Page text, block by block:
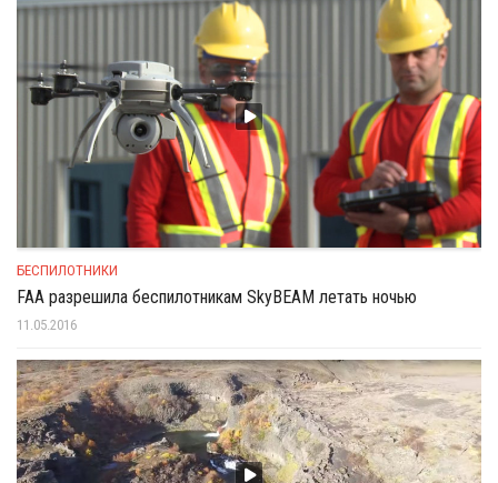
БЕСПИЛОТНИКИ
FAA разрешила беспилотникам SkyBEAM летать ночью
11.05.2016